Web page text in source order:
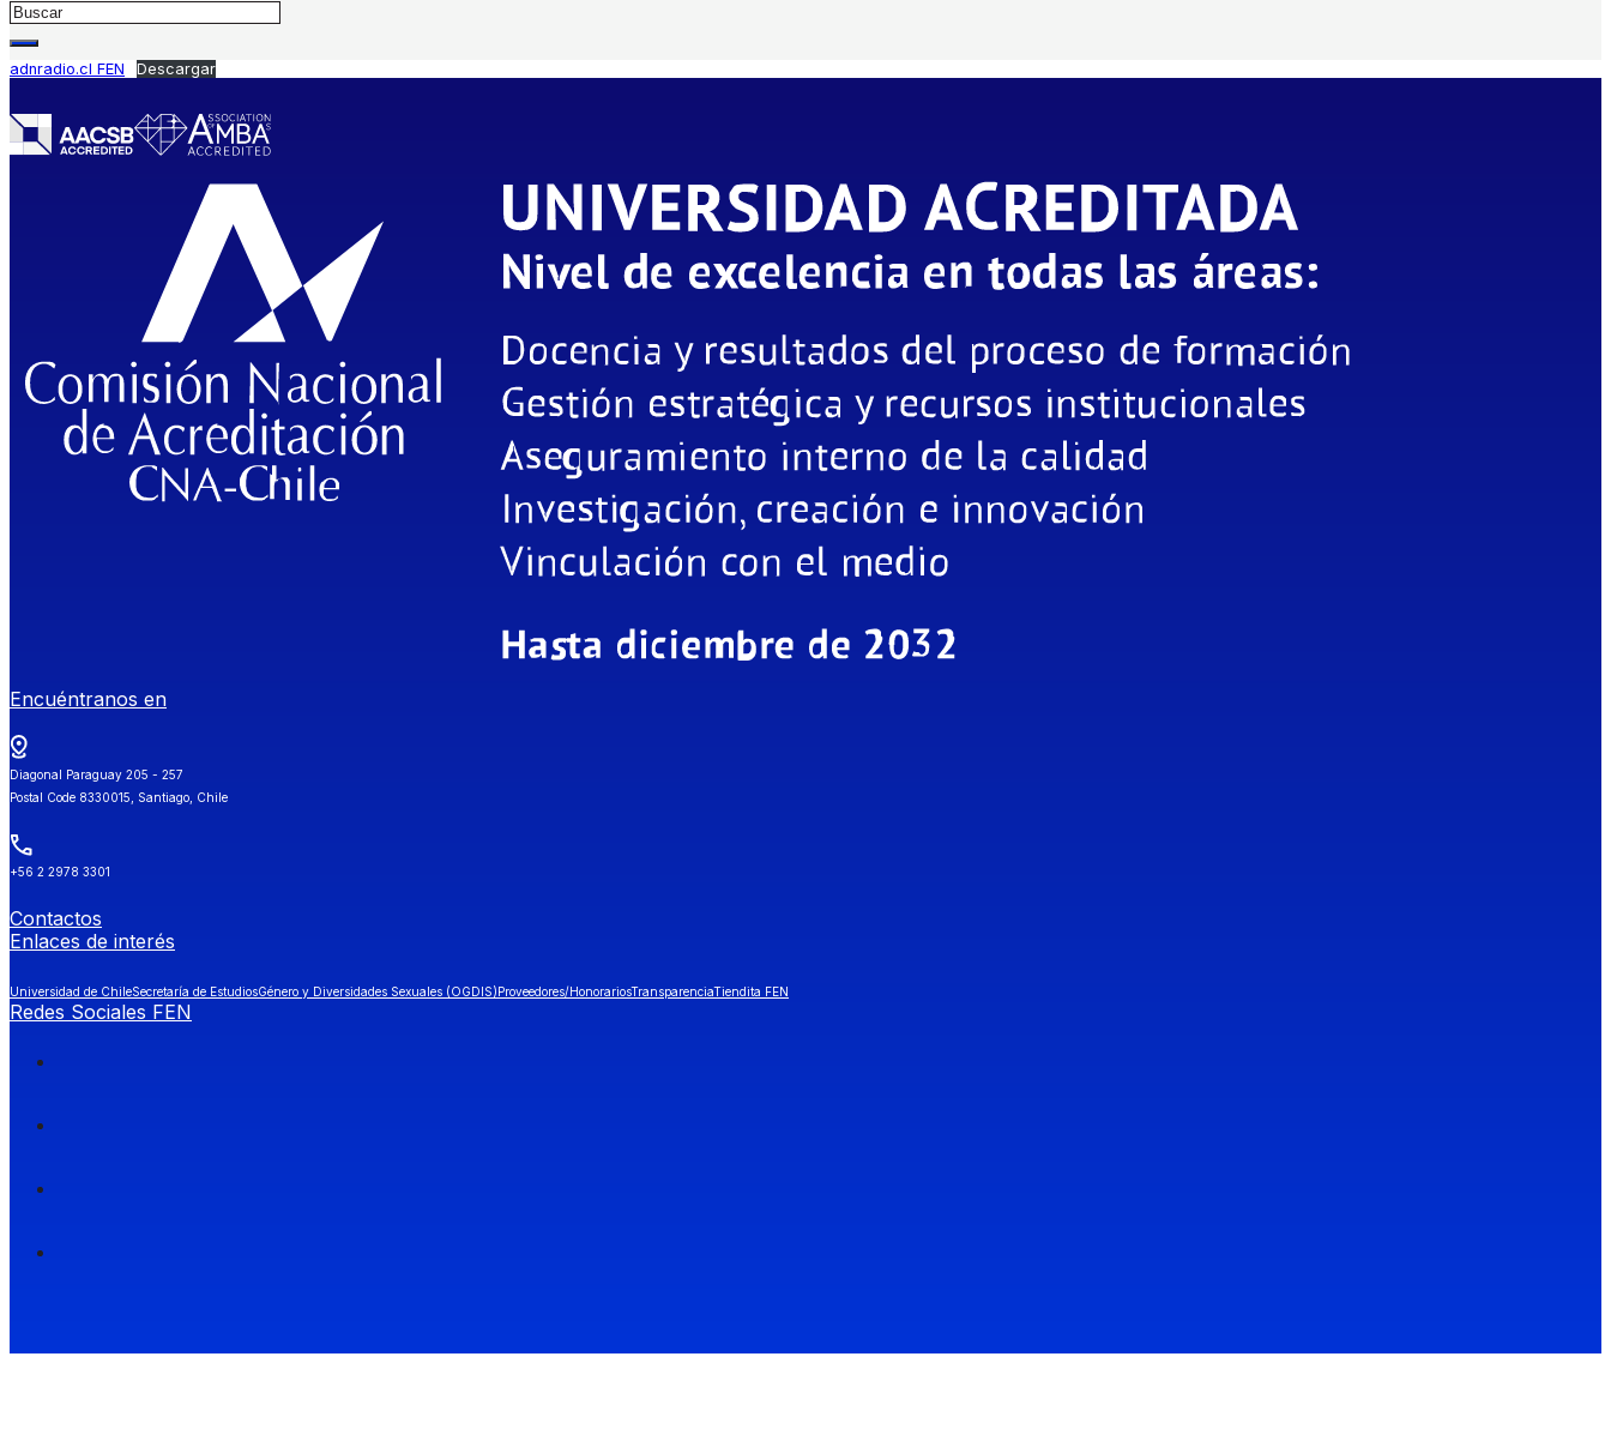
adnradio.cl FEN Descargar
Encuéntranos en
Diagonal Paraguay 205 - 257
Postal Code 8330015, Santiago, Chile
+56 2 2978 3301
Contactos
Enlaces de interés
Universidad de ChileSecretaría de EstudiosGénero y Diversidades Sexuales (OGDIS)Proveedores/HonorariosTransparenciaTiendita FEN
Redes Sociales FEN